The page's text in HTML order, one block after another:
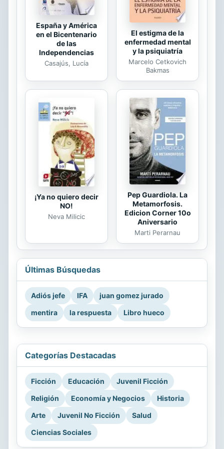
España y América
en el Bicentenario
de las
Independencias
Casajús, Lucía
El estigma de la
enfermedad mental
y la psiquiatría
Marcelo Cetkovich
Bakmas
¡Ya no quiero decir
NO!
Neva Milicic
Pep Guardiola. La
Metamorfosis.
Edicion Corner 10o
Aniversario
Marti Perarnau
Últimas Búsquedas
Adiós jefe IFA
juan gomez jurado
mentira
la respuesta Libro hueco
Categorías Destacadas
Ficción Educación
Juvenil Ficción
Religión
Economía y Negocios
Historia
Arte
Juvenil No Ficción
Salud
Ciencias Sociales